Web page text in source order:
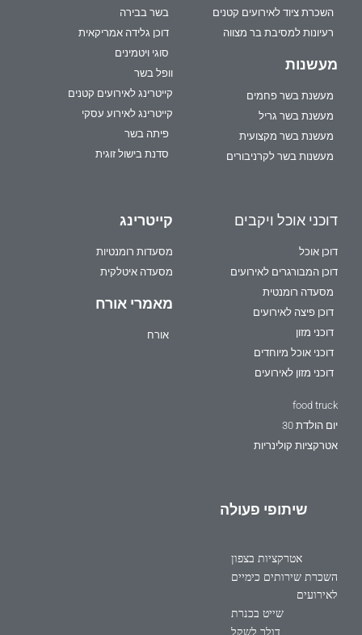
השכרת ציוד לאירועים קטנים
רעיונות למסיבת בר מצווה
מעשנות
מעשנת בשר פחמים
מעשנת בשר גריל
מעשנת בשר מקצועית
מעשנות בשר לקרניבורים
בשר בבירה
דוכן גלידה אמריקאית
סוגי ויטמינים
וופל בשר
קייטרינג לאירועים קטנים
קייטרינג לאירוע עסקי
פיתה בשר
סדנת בישול זוגית
דוכני אוכל ויקבים
דוכן אוכל
דוכן המבורגרים לאירועים
מסעדה רומנטית
דוכן פיצה לאירועים
דוכני מזון
דוכני אוכל מיוחדים
דוכני מזון לאירועים
food truck
יום הולדת 30
אטרקציות קולינריות
קייטרינג
מסעדות רומנטיות
מסעדה איטלקית
מאמרי אורח
אורח
שיתופי פעולה
אטרקציות בצפון
השכרת שירותים כימיים
לאירועים
שייט בכנרת
דולר לשקל